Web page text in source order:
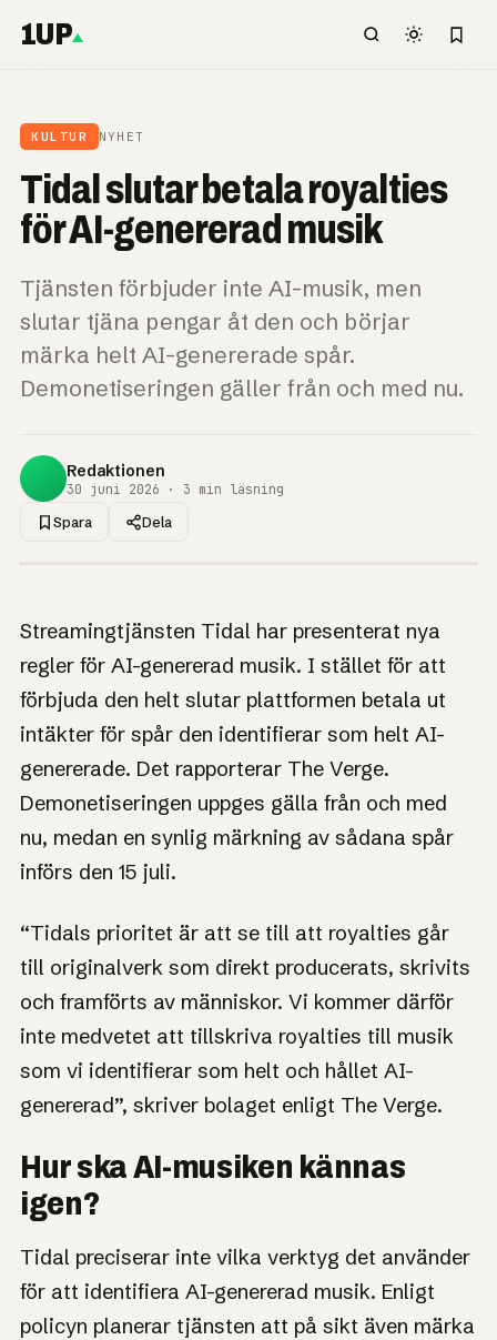
1UP
KULTUR NYHET
Tidal slutar betala royalties
för AI-genererad musik
Tjänsten förbjuder inte AI-musik, men
slutar tjäna pengar åt den och börjar
märka helt AI-genererade spår.
Demonetiseringen gäller från och med nu.
Redaktionen
30 juni 2026 · 3 min läsning
Spara Dela
Tidal slutar betala
royalties för AI-
genererad musik
Vår prioritet är att royalties går till verk som faktiskt
skapats, skrivits och framförts av människor, enligt
Tidal.
Streamingtjänsten Tidal har presenterat nya
regler för AI-genererad musik. I stället för att
förbjuda den helt slutar plattformen betala ut
intäkter för spår den identifierar som helt AI-
genererade. Det rapporterar The Verge.
Demonetiseringen uppges gälla från och med
nu, medan en synlig märkning av sådana spår
införs den 15 juli.
“Tidals prioritet är att se till att royalties går
till originalverk som direkt producerats, skrivits
och framförts av människor. Vi kommer därför
inte medvetet att tillskriva royalties till musik
som vi identifierar som helt och hållet AI-
genererad”, skriver bolaget enligt The Verge.
Hur ska AI-musiken kännas
igen?
Tidal preciserar inte vilka verktyg det använder
för att identifiera AI-genererad musik. Enligt
policyn planerar tjänsten att på sikt även märka